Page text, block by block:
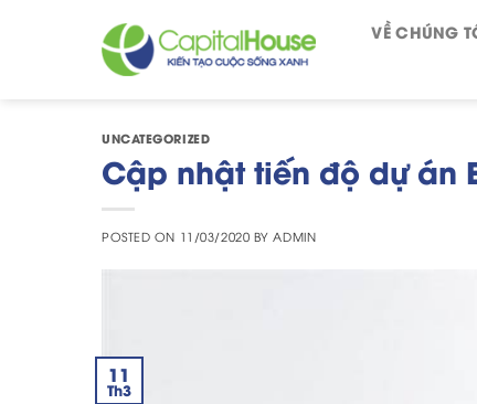
VỀ CHÚNG
UNCATEGORIZED
Cập nhật tiến độ dự án
POSTED ON 11/03/2020 BY ADMIN
11
Th3